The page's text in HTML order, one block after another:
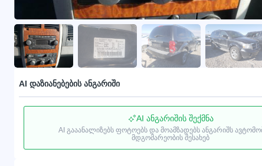
AI დაზიანებების ანგარიში
AI ანგარიშის შექმნა
AI გააანალიზებს ფოტოებს და მოამზადებს ანგარიშს
მდგომარეობის შესახებ